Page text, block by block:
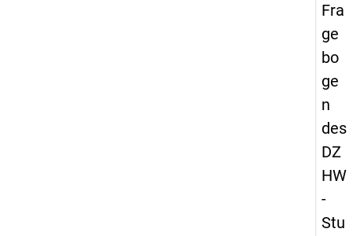
Fra
ge
bo
ge
n
des
DZ
HW
-
Stu